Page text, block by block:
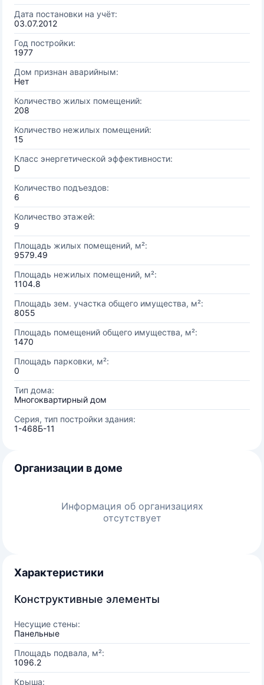
Дата постановки на учёт:
03.07.2012
Год постройки:
1977
Дом признан аварийным:
Нет
Количество жилых помещений:
208
Количество нежилых помещений:
15
Класс энергетической эффективности:
D
Количество подъездов:
6
Количество этажей:
9
Площадь жилых помещений, м²:
9579.49
Площадь нежилых помещений, м²:
1104.8
Площадь зем. участка общего имущества, м²:
8055
Площадь помещений общего имущества, м²:
1470
Площадь парковки, м²:
0
Тип дома:
Многоквартирный дом
Серия, тип постройки здания:
1-468Б-11
Организации в доме
Информация об организациях
отсутствует
Характеристики
Конструктивные элементы
Несущие стены:
Панельные
Площадь подвала, м²:
1096.2
Крыша: